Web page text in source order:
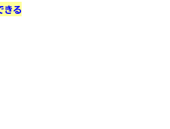
る